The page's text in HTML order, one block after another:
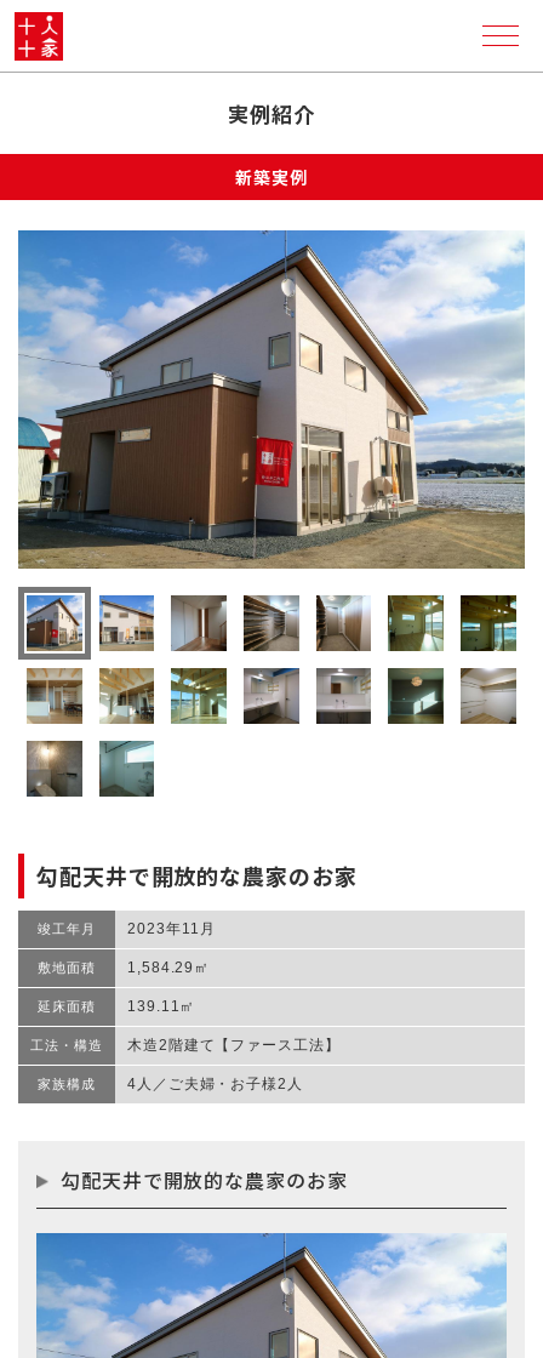
実例紹介
新築実例
勾配天井で開放的な農家のお家
竣工年月 2023年11月
敷地面積 1,584.29㎡
延床面積 139.11㎡
工法・構造 木造2階建て【ファース工法】
家族構成 4人／ご夫婦・お子様2人
勾配天井で開放的な農家のお家